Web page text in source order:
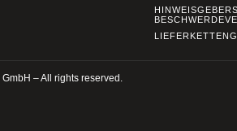
– All rights reserved.